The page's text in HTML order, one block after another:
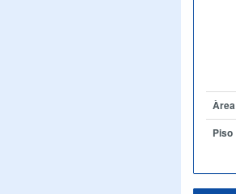
Àrea
Piso